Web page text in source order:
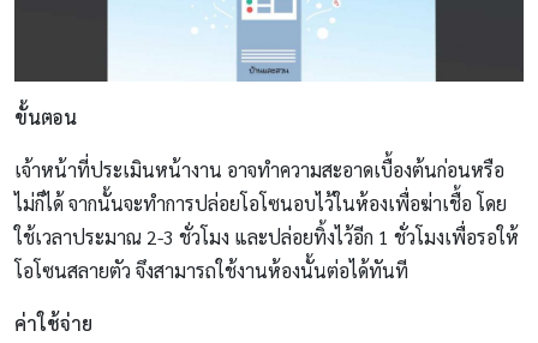
ขั้นตอน
เจ้าหน้าที่ประเมินหน้างาน อาจทำความสะอาดเบื้องต้นก่อนหรือ
ไม่ก็ได้ จากนั้นจะทำการปล่อยโอโซนอบไว้ในห้องเพื่อฆ่าเชื้อ โดย
ใช้เวลาประมาณ 2-3 ชั่วโมง และปล่อยทิ้งไว้อีก 1 ชั่วโมงเพื่อรอให้
โอโซนสลายตัว จึงสามารถใช้งานห้องนั้นต่อได้ทันที
ค่าใช้จ่าย